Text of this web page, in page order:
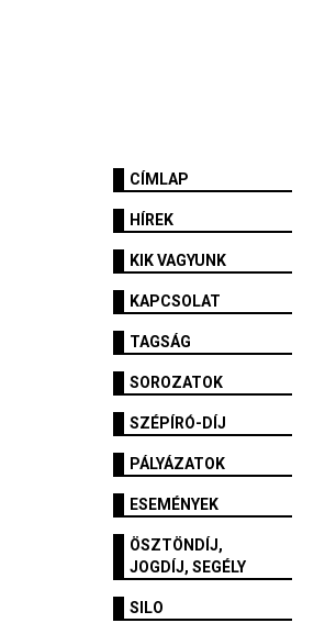
CÍMLAP
HÍREK
KIK VAGYUNK
KAPCSOLAT
TAGSÁG
SOROZATOK
SZÉPÍRÓ-DÍJ
PÁLYÁZATOK
ESEMÉNYEK
ÖSZTÖNDÍJ,
JOGDÍJ, SEGÉLY
SILO